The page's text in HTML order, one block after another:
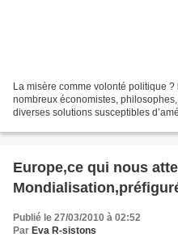
La misère comme volonté politique
nombreux économistes,
diverses solutions susceptibles
Europe,ce qui nous
Publié le 27/03/2010 à 02:52
Par Eva R-sistons